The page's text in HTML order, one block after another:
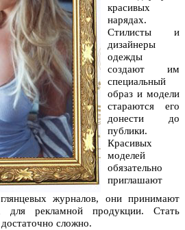
красивых
нарядах.
Стилисты и
дизайнеры
одежды
создают им
специальный
образ и модели
стараются его
донести до
публики.
Красивых
моделей
обязательно
приглашают
журналов, они принимают
для рекламной продукции. Стать
сложно.